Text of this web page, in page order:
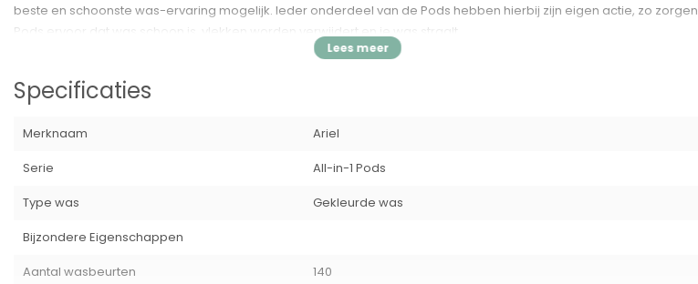
beste en schoonste was-ervaring mogelijk. Ieder onderdeel van de Pods hebben hierbij zijn eigen actie, zo zorgen
Pods ervoor dat was schoon is, vlekken worden verwijdert en je was straalt.
Merk:Ariel
Soort:Pods
Oplosbaar folie:
EAN:8001841647746
Specificaties
Merknaam
Ariel
Serie
All-in-1 Pods
Type was
Gekleurde was
Bijzondere Eigenschappen
Aantal wasbeurten
140